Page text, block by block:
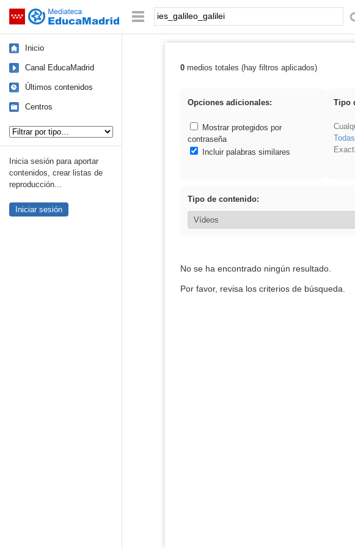
Saltar navegación Palabra o frase:
Inicio
Canal EducaMadrid
Últimos contenidos
Centros
Inicia sesión para aportar
contenidos, crear listas de
reproducción...
Iniciar sesión
Resultados de:
0medios totales (hay filtros aplicados)
Opciones adicionales:
Mostrar protegidos por
contraseña
Incluir palabras similares
Tipo
Tipo de contenido:
No se ha encontrado ningún resultado.
Por favor, revisa los criterios de búsqueda.